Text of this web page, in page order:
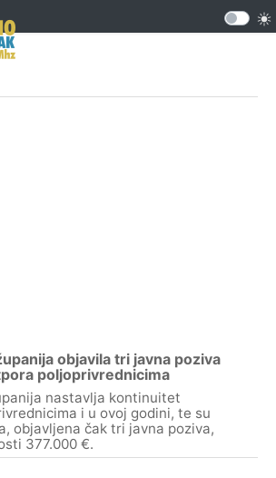
objavila tri javna poziva
poljoprivrednicima
nastavlja kontinuitet
i u ovoj godini, te su
objavljena čak tri javna poziva,
377.000 €.